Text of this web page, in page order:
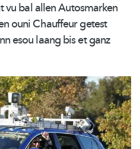
vu bal allen Autosmarken
ouni Chauffeur getest
esou laang bis et ganz